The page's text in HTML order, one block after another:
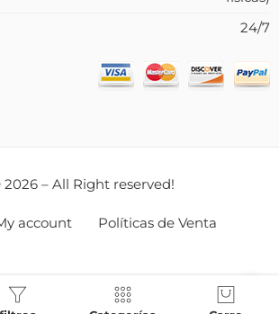
24/7
– All Right reserved!
account Políticas de Venta